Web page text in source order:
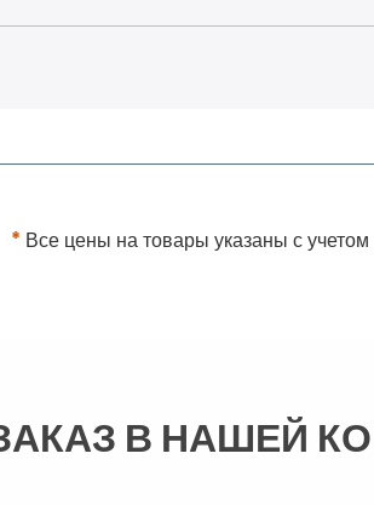
* Все цены на товары указаны с
В НАШЕЙ